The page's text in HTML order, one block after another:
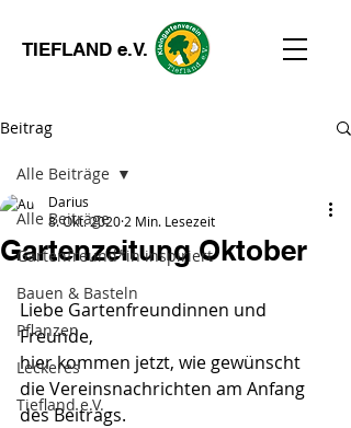
TIEFLAND e.V.
Beitrag
Alle Beiträge
Gartenfreund*in inspiriert
Bauen & Basteln
Pflanzen
Leckeres
Tiefland e.V.
Alle Beiträge
Gartenzeitung Oktober
Darius
8. Okt. 2020 2 Min. Lesezeit
Liebe Gartenfreundinnen und
Freunde,
hier kommen jetzt, wie gewünscht
die Vereinsnachrichten am Anfang
des Beitrags.